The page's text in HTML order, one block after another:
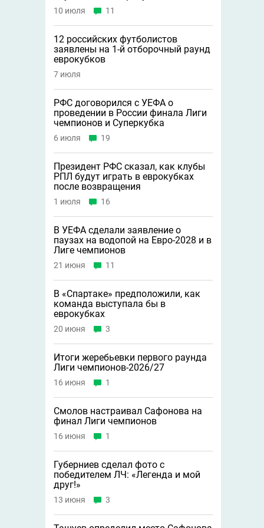
10 июля 11
12 российских футболистов
заявлены на 1-й отборочный раунд
еврокубков
7 июля
РФС договорился с УЕФА о
проведении в России финала Лиги
чемпионов и Суперкубка
6 июля 19
Президент РФС сказал, как клубы
РПЛ будут играть в еврокубках
после возвращения
1 июля 16
В УЕФА сделали заявление о
паузах на водопой на Евро-2028 и в
Лиге чемпионов
21 июня 11
В «Спартаке» предположили, как
команда выступала бы в
еврокубках
20 июня 3
Итоги жеребьевки первого раунда
Лиги чемпионов-2026/27
16 июня 1
Смолов настраивал Сафонова на
финал Лиги чемпионов
16 июня 1
Губерниев сделал фото с
победителем ЛЧ: «Легенда и мой
друг!»
13 июня 3